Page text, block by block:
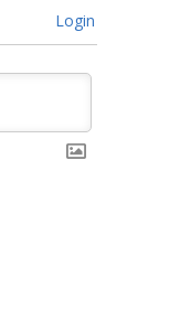
Login